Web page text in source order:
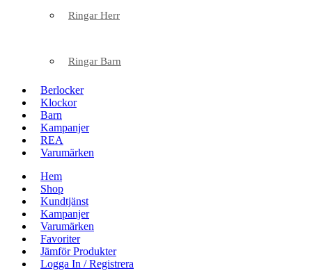
Ringar Herr
Ringar Barn
Berlocker
Klockor
Barn
Kampanjer
REA
Varumärken
Hem
Shop
Kundtjänst
Kampanjer
Varumärken
Favoriter
Jämför Produkter
Logga In / Registrera